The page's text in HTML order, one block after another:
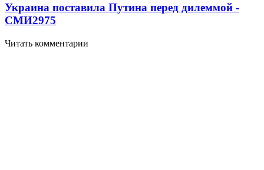
Украина поставила Путина перед дилеммой -
СМИ2975
Читать комментарии